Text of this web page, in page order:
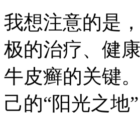
我想注意的是
极的治疗、健
牛皮癣的关键
己的“阳光之地